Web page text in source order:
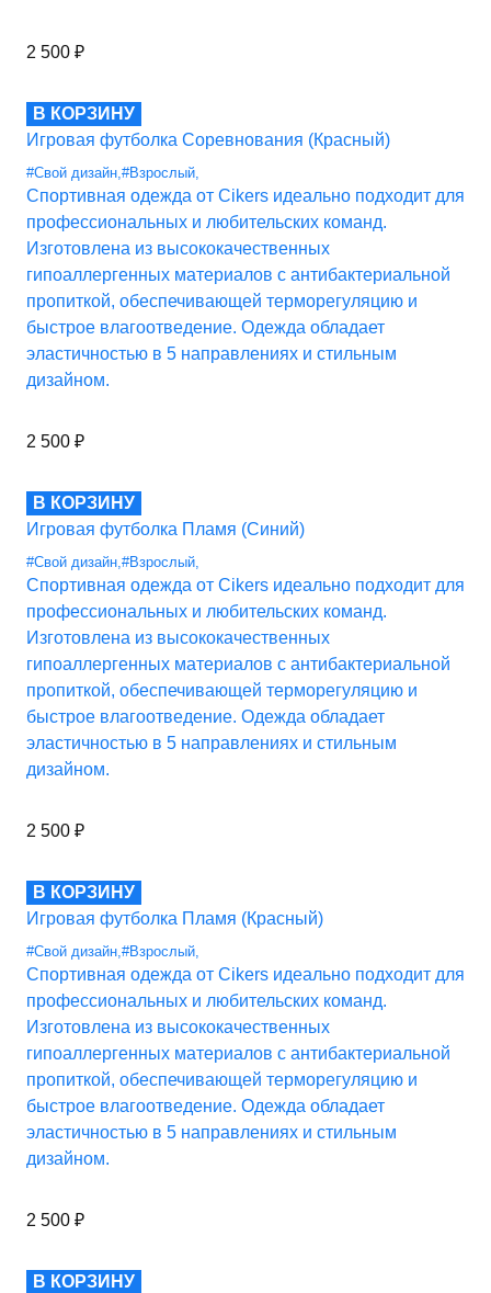
2 500 ₽
В КОРЗИНУ
Игровая футболка Соревнования (Красный)
#Свой дизайн,#Взрослый,
Спортивная одежда от Cikers идеально подходит для
профессиональных и любительских команд.
Изготовлена из высококачественных
гипоаллергенных материалов с антибактериальной
пропиткой, обеспечивающей терморегуляцию и
быстрое влагоотведение. Одежда обладает
эластичностью в 5 направлениях и стильным
дизайном.
2 500 ₽
В КОРЗИНУ
Игровая футболка Пламя (Синий)
#Свой дизайн,#Взрослый,
Спортивная одежда от Cikers идеально подходит для
профессиональных и любительских команд.
Изготовлена из высококачественных
гипоаллергенных материалов с антибактериальной
пропиткой, обеспечивающей терморегуляцию и
быстрое влагоотведение. Одежда обладает
эластичностью в 5 направлениях и стильным
дизайном.
2 500 ₽
В КОРЗИНУ
Игровая футболка Пламя (Красный)
#Свой дизайн,#Взрослый,
Спортивная одежда от Cikers идеально подходит для
профессиональных и любительских команд.
Изготовлена из высококачественных
гипоаллергенных материалов с антибактериальной
пропиткой, обеспечивающей терморегуляцию и
быстрое влагоотведение. Одежда обладает
эластичностью в 5 направлениях и стильным
дизайном.
2 500 ₽
В КОРЗИНУ